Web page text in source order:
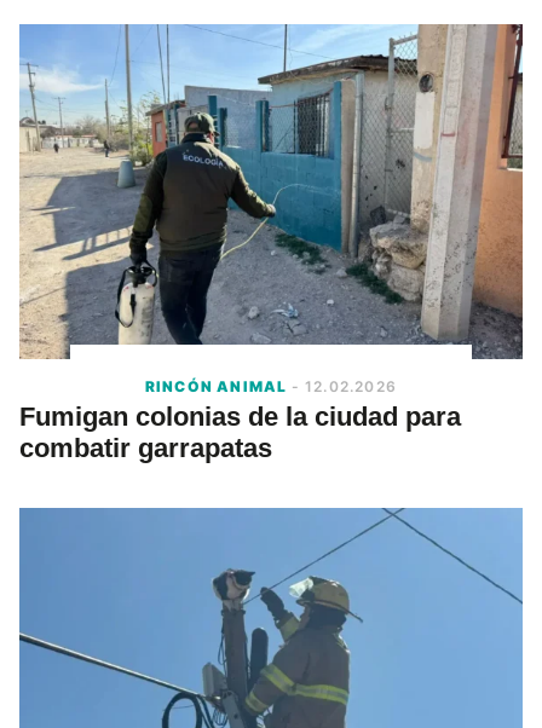
RINCÓN ANIMAL - 12.02.2026
Fumigan colonias de la ciudad para
combatir garrapatas